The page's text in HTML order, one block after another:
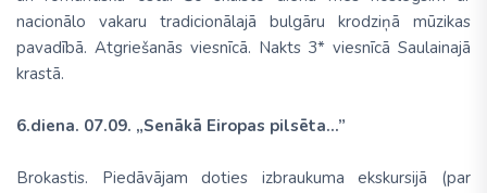
nacionālo vakaru tradicionālajā bulgāru krodziņā mūzikas
pavadībā. Atgriešanās viesnīcā. Nakts 3* viesnīcā Saulainajā
krastā.
6.diena. 07.09. „Senākā Eiropas pilsēta...”
Brokastis. Piedāvājam doties izbraukuma ekskursijā (par